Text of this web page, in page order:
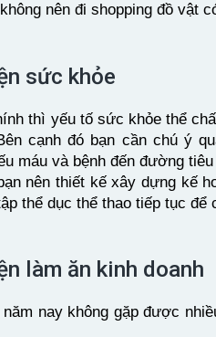
nên đi shopping đồ vật
sức khỏe
thì yếu tố sức khỏe thể
cạnh đó bạn cần chú ý
máu và bệnh đến đường tiêu
nên thiết kế xây dựng kế
thể dục thể thao tiếp tục
làm ăn kinh doanh
nay không gặp được